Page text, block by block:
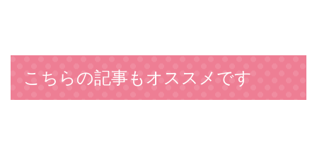
こちらの記事もオススメです